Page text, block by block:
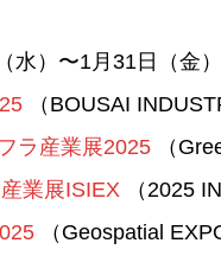
水）〜1月31日（金
（BOUSAI
ラ産業展2025 （
業展ISIEX （2025
（Geospatial